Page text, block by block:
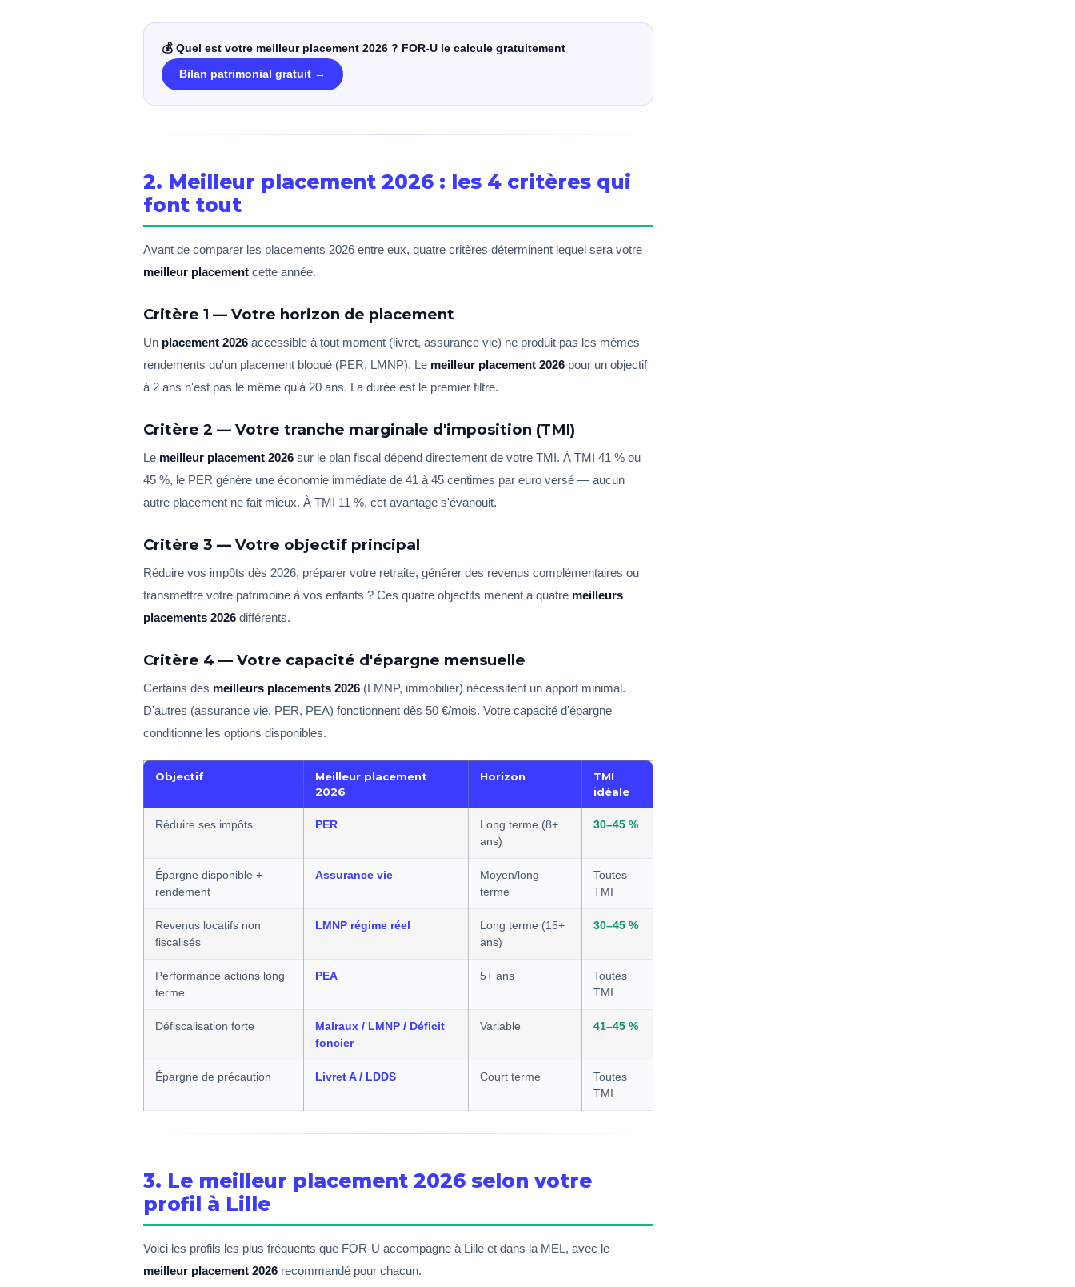
💰 Quel est votre meilleur placement 2026 ? FOR-U le calcule gratuitement
Bilan patrimonial gratuit →
2. Meilleur placement 2026 : les 4 critères qui
font tout
Avant de comparer les placements 2026 entre eux, quatre critères déterminent lequel sera votre
meilleur placement cette année.
Critère 1 — Votre horizon de placement
Un placement 2026 accessible à tout moment (livret, assurance vie) ne produit pas les mêmes
rendements qu'un placement bloqué (PER, LMNP). Le meilleur placement 2026 pour un objectif
à 2 ans n'est pas le même qu'à 20 ans. La durée est le premier filtre.
Critère 2 — Votre tranche marginale d'imposition (TMI)
Le meilleur placement 2026 sur le plan fiscal dépend directement de votre TMI. À TMI 41 % ou
45 %, le PER génère une économie immédiate de 41 à 45 centimes par euro versé — aucun
autre placement ne fait mieux. À TMI 11 %, cet avantage s'évanouit.
Critère 3 — Votre objectif principal
Réduire vos impôts dès 2026, préparer votre retraite, générer des revenus complémentaires ou
transmettre votre patrimoine à vos enfants ? Ces quatre objectifs mènent à quatre meilleurs
placements 2026 différents.
Critère 4 — Votre capacité d'épargne mensuelle
Certains des meilleurs placements 2026 (LMNP, immobilier) nécessitent un apport minimal.
D'autres (assurance vie, PER, PEA) fonctionnent dès 50 €/mois. Votre capacité d'épargne
conditionne les options disponibles.
Objectif
Meilleur placement
2026
Horizon
TMI
idéale
Réduire ses impôts PER
Long terme (8+
ans)
30–45 %
Épargne disponible +
rendement
Assurance vie
Moyen/long
terme
Toutes
TMI
Revenus locatifs non
fiscalisés
LMNP régime réel
Long terme (15+
ans)
30–45 %
Performance actions long
terme
PEA 5+ ans
Toutes
TMI
Défiscalisation forte
Malraux / LMNP / Déficit
foncier
Variable 41–45 %
Épargne de précaution Livret A / LDDS Court terme
Toutes
TMI
3. Le meilleur placement 2026 selon votre
profil à Lille
Voici les profils les plus fréquents que FOR-U accompagne à Lille et dans la MEL, avec le
meilleur placement 2026 recommandé pour chacun.